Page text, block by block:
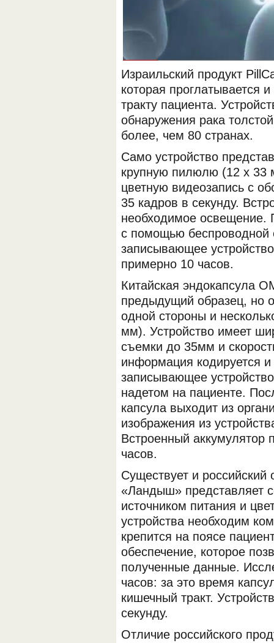
Израильский продукт
которая проглатывается
тракту пациента.
обнаружения рака
более, чем 80 странах.
Само устройство
крупную пилюлю (12 х 33
цветную видеозапись с
35 кадров в секунду.
необходимое освещение.
с помощью беспроводной
записывающее
примерно 10 часов.
Китайская эндокапсула
предыдущий образец, но
одной стороны и
мм). Устройство имеет
съемки до 35мм и
информация кодируется
записывающее
надетом на пациенте.
капсула выходит из
изображения из
Встроенный аккумулятор
часов.
Существует и российский
«Ландыш» представляет
источником питания и
устройства необходим
крепится на поясе
обеспечение, которое
полученные данные.
часов: за это время
кишечный тракт.
секунду.
Отличие российского